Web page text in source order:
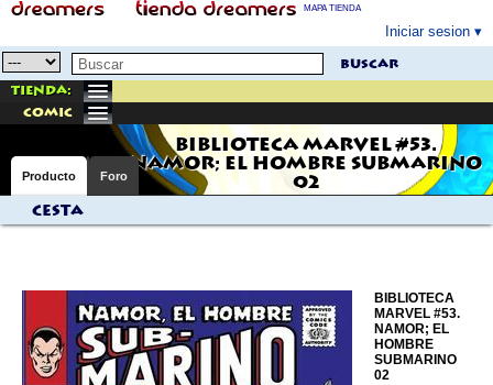
MAPA TIENDA
Iniciar sesion
buscar
Tienda:
comic
BIBLIOTECA MARVEL #53.
NAMOR; EL HOMBRE SUBMARINO
02
Producto Foro
Cesta
BIBLIOTECA
MARVEL #53.
NAMOR; EL
HOMBRE
SUBMARINO
02